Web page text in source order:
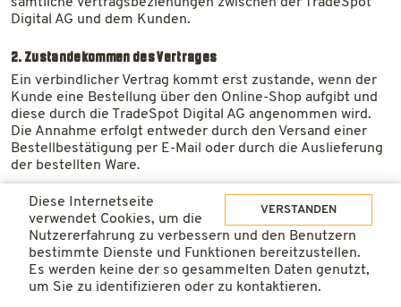
Digital AG und dem Kunden.
2. Zustandekommen des Vertrages
Ein verbindlicher Vertrag kommt erst zustande, wenn der
Kunde eine Bestellung über den Online-Shop aufgibt und
diese durch die TradeSpot Digital AG angenommen wird.
Die Annahme erfolgt entweder durch den Versand einer
Bestellbestätigung per E-Mail oder durch die Auslieferung
der bestellten Ware.
3. Produktdarstellung
Die im Online-Shop enthaltenen Produktinformationen
dienen der allgemeinen Beschreibung und sind nicht
verbindlich.
Abweichungen in Abbildungen, Beschreibungen oder
Preisangaben sowie offensichtliche Irrtümer bleiben
VERSTANDEN
Diese Internetseite
verwendet Cookies, um die
Nutzererfahrung zu verbessern und den Benutzern
bestimmte Dienste und Funktionen bereitzustellen.
Es werden keine der so gesammelten Daten genutzt,
um Sie zu identifizieren oder zu kontaktieren.